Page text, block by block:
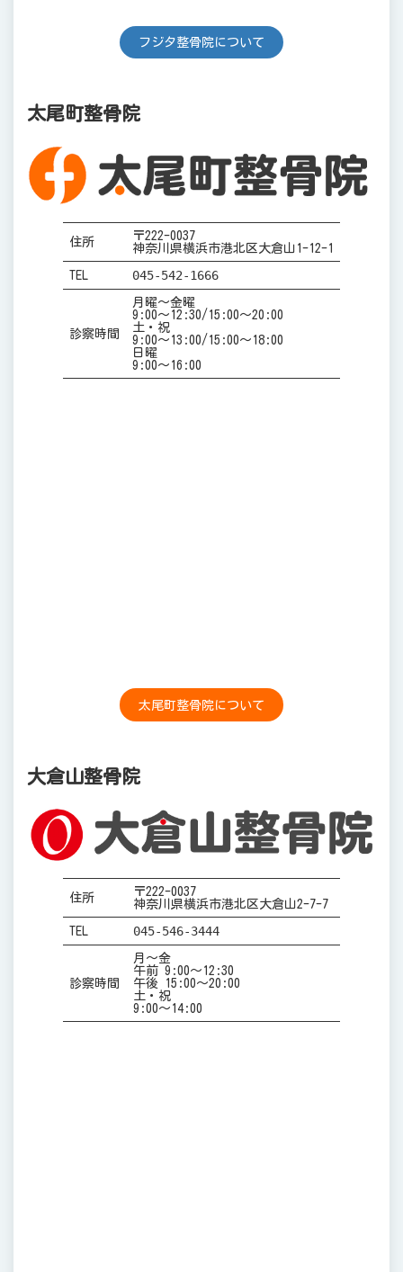
フジタ整骨院について
太尾町整骨院
住所
〒222-0037
神奈川県横浜市港北区大倉山1-12-1
TEL 045-542-1666
診察時間
月曜～金曜
9:00～12:30/15:00～20:00
土・祝
9:00～13:00/15:00～18:00
日曜
9:00～16:00
太尾町整骨院について
大倉山整骨院
住所
〒222-0037
神奈川県横浜市港北区大倉山2-7-7
TEL 045-546-3444
診察時間
月～金
午前 9:00～12:30
午後 15:00～20:00
土・祝
9:00～14:00